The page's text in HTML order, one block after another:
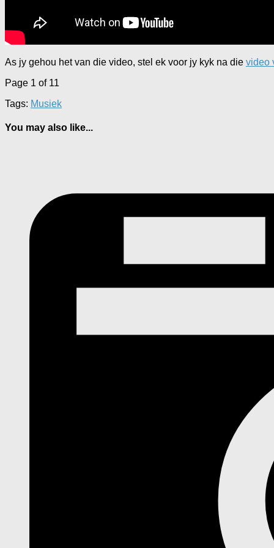
As jy gehou het van die video, stel ek voor jy kyk na die video
Page 1 of 11
Tags: Musiek
You may also like...